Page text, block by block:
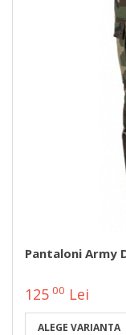
Pantaloni Army
125 00 Lei
ALEGE VARIANTA